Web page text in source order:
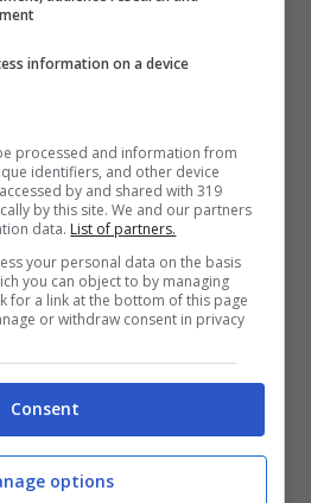
Instagram
information on a device
processed and information from
identifiers, and other device
by and shared with 319
by this site. We and our partners
data. List of partners.
your personal data on the basis
you can object to by managing
for a link at the bottom of this page
or withdraw consent in privacy
Consent
options